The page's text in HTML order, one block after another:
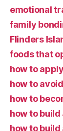
emotional
family
Flinders
foods that
how to
how to
how to
how to
how to